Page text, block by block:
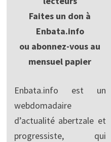
Faites un don à
Enbata.info
ou abonnez-vous au
mensuel papier
Enbata.info est un
webdomadaire
d’actualité abertzale et
progressiste, qui